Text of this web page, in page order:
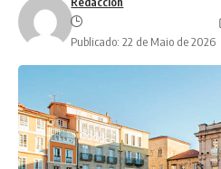
Publicado: 22 de Maio de 2026